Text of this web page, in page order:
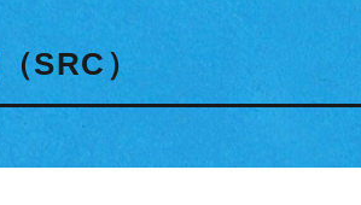
SRC）